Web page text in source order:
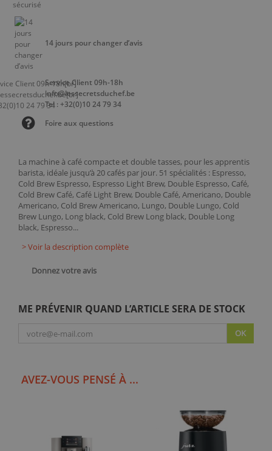
La machine à café compacte et double tasses, pour les apprentis
barista, idéale jusqu’à 20 cafés par jour. 51 spécialités : Espresso,
Cold Brew Espresso, Espresso Light Brew, Double Espresso, Café,
Cold Brew Café, Café Light Brew, Double Café, Americano, Double
Americano, Cold Brew Americano, Lungo, Double Lungo, Cold
Brew Lungo, Long black, Cold Brew Long black, Double Long
black, Espresso...
> Voir la description complète
Donnez votre avis
ME PRÉVENIR QUAND L’ARTICLE SERA DE STOCK
OK
14 jours pour changer d’avis
Service Client 09h-18h
info@lessecretsduchef.be
Tel : +32(0)10 24 79 34
Foire aux questions
AVEZ-VOUS PENSÉ À ...